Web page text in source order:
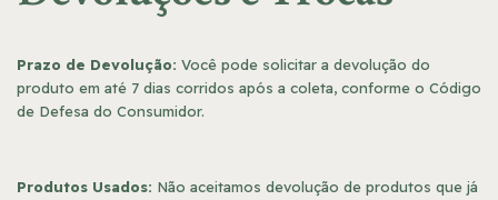
Prazo de Devolução: Você pode solicitar a devolução do
produto em até 7 dias corridos após a coleta, conforme o Código
de Defesa do Consumidor.
Produtos Usados: Não aceitamos devolução de produtos que já